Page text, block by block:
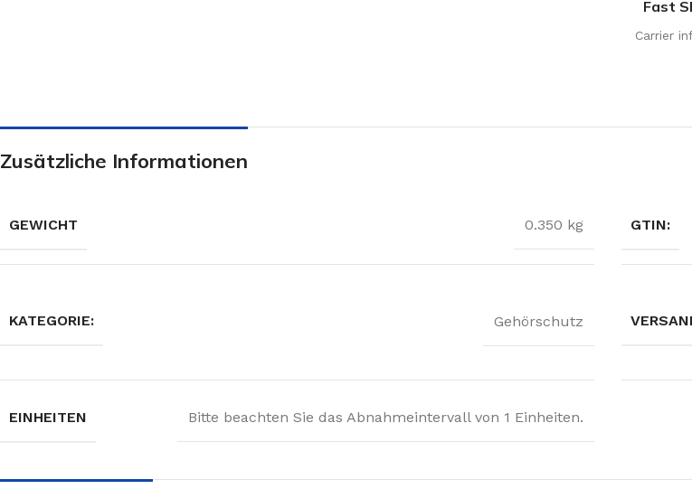
Fast
Carrier
Zusätzliche Informationen
GEWICHT 0.350 kg GTIN:
KATEGORIE: Gehörschutz
EINHEITEN Bitte beachten Sie das Abnahmeintervall von 1 Einheiten.